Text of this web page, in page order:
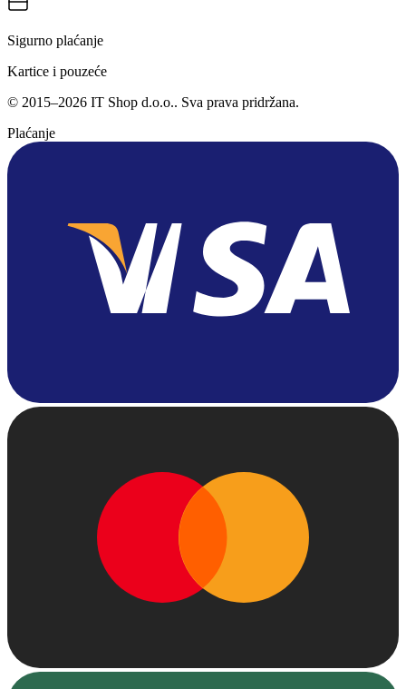
Sigurno plaćanje
Kartice i pouzeće
© 2015–2026 IT Shop d.o.o.. Sva prava pridržana.
Plaćanje